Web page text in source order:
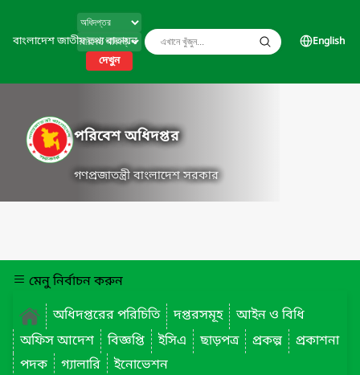
বাংলাদেশ জাতীয় তথ্য বাতায়ন
দেখুন
English
পরিবেশ অধিদপ্তর
গণপ্রজাতন্ত্রী বাংলাদেশ সরকার
মেনু নির্বাচন করুন
অধিদপ্তরের পরিচিতি
দপ্তরসমূহ
আইন ও বিধি
অফিস আদেশ
বিজ্ঞপ্তি ইসিএ ছাড়পত্র প্রকল্প
প্রকাশনা
পদক
গ্যালারি
ইনোভেশন